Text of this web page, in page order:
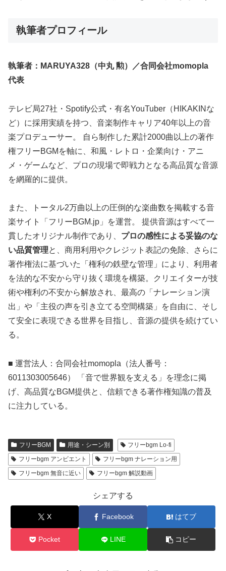
執筆者プロフィール
執筆者：MARUYA328（中丸 勲）／合同会社momopla
代表
テレビ局27社・Spotify公式・有名YouTuber（HIKAKINな
ど）に採用実績を持つ、音楽制作キャリア40年以上の音
楽プロデューサー。 自ら制作した累計2000曲以上の著作
権フリーBGMを軸に、和風・レトロ・企業向け・アニ
メ・ゲームなど、プロの現場で即戦力となる高品質な音源
を網羅的に提供。
また、トータル2万曲以上の圧倒的な楽曲数を掲載する音
楽サイト「フリーBGM.jp」を運営。 提供音源はすべて一
貫したオリジナル制作であり、 プロの感性による妥協のな
い品質管理と、商用利用やクレジット表記の免除、さらに
著作権法に基づいた「権利の鉄壁な管理」により、利用者
を法的な不安から守り抜く環境を構築。クリエイターが技
術や権利の不安から解放され、最高の「ナレーション演
出」や「主役の声を引き立てる空間構築」を自由に、そし
て安全に表現できる世界を目指し、音源の提供を続けてい
る。
■ 運営法人：合同会社momopla（法人番号：
6011303005646） 「音で世界観を支える」を理念に掲
げ、高品質なBGM提供と、信頼できる著作権知識の普及
に注力している。
フリーBGM 用途・シーン別
フリーbgm Lo-fi
フリーbgm アンビエント
フリーbgm ナレーション用
フリーbgm 無音に近い
フリーbgm 解説動画
シェアする
X Facebook はてブ
Pocket LINE コピー